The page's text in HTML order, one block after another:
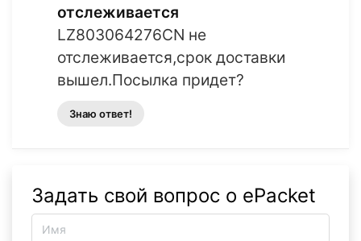
отслеживается
LZ803064276CN не
отслеживается,срок доставки
вышел.Посылка придет?
Знаю ответ!
Задать свой вопрос о ePacket